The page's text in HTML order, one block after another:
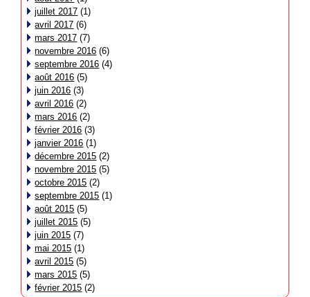
juillet 2017 (1)
avril 2017 (6)
mars 2017 (7)
novembre 2016 (6)
septembre 2016 (4)
août 2016 (5)
juin 2016 (3)
avril 2016 (2)
mars 2016 (2)
février 2016 (3)
janvier 2016 (1)
décembre 2015 (2)
novembre 2015 (5)
octobre 2015 (2)
septembre 2015 (1)
août 2015 (5)
juillet 2015 (5)
juin 2015 (7)
mai 2015 (1)
avril 2015 (5)
mars 2015 (5)
février 2015 (2)